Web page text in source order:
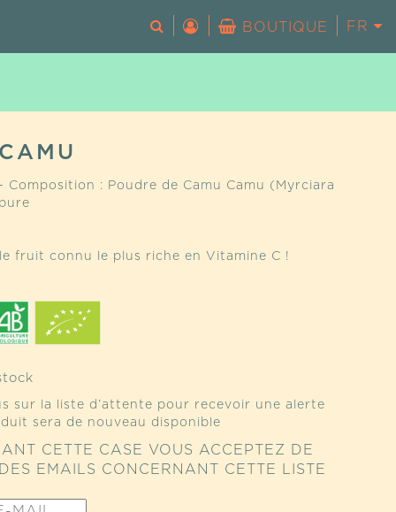
FR
EN
BOUTIQUE
Composition : Poudre de Camu Camu (Myrciara
fruit connu le plus riche en Vitamine C !
sur la liste d’attente pour recevoir une alerte
sera de nouveau disponible
CETTE CASE VOUS ACCEPTEZ DE
EMAILS CONCERNANT CETTE LISTE